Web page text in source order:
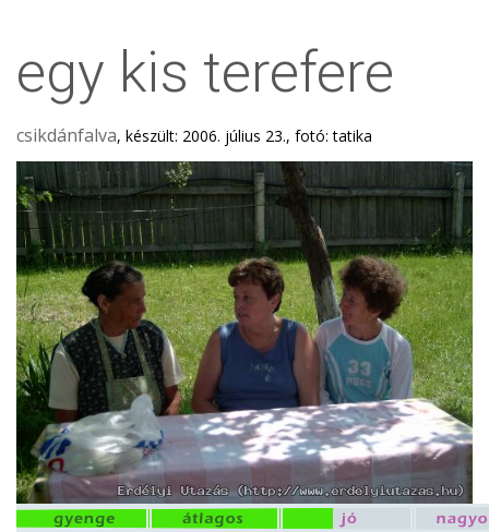
egy kis terefere
csikdánfalva, készült: 2006. július 23., fotó: tatika